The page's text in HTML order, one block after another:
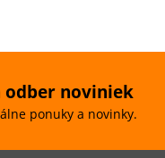
odber noviniek
ponuky a novinky.